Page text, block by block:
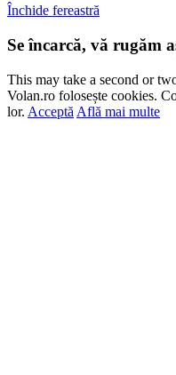
Închide fereastră
Se încarcă, vă rugăm
This may take a second or
Volan.ro folosește cookies.
lor. Acceptă Află mai multe